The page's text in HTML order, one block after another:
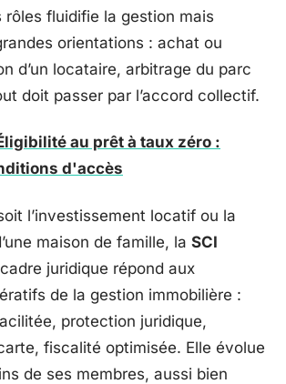
rôles fluidifie la gestion mais
orientations : achat ou
d’un locataire, arbitrage du parc
doit passer par l’accord collectif.
au prêt à taux zéro :
d'accès
l’investissement locatif ou la
maison de famille, la SCI
juridique répond aux
de la gestion immobilière :
protection juridique,
fiscalité optimisée. Elle évolue
de ses membres, aussi bien